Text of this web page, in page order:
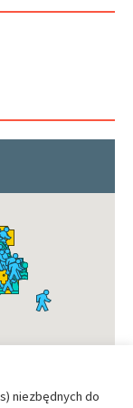
niezbędnych do